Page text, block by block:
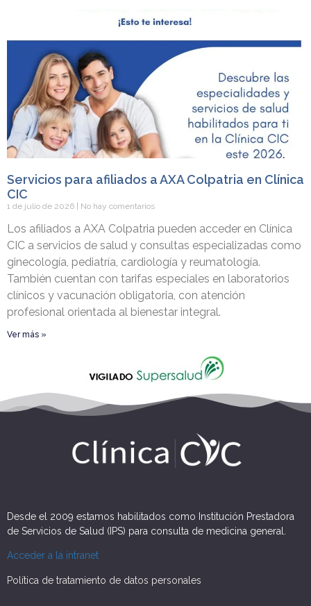
Servicios para afiliados a AXA Colpatria en Clínica
CIC
1 de julio de 2026 No hay comentarios
Los afiliados a AXA Colpatria pueden acceder en Clínica
CIC a servicios de salud y consultas especializadas como
ginecología, pediatría, cardiología y reumatología.
También cuentan con tarifas especiales en laboratorios
clínicos y vacunación obligatoria, con atención
profesional orientada al bienestar integral.
Ver más »
Desde el 2009 estamos habilitados como Institución Prestadora
de Servicios de Salud (IPS) para consulta de medicina general.
Acceder a la intranet
Política de tratamiento de datos personales